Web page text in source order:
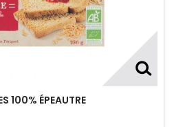
100% ÉPEAUTRE